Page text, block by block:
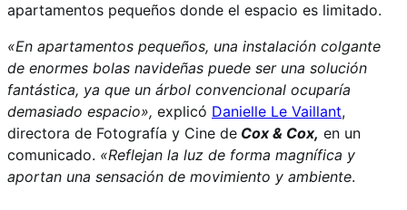
apartamentos pequeños donde el espacio es limitado.
«En apartamentos pequeños, una instalación colgante
de enormes bolas navideñas puede ser una solución
fantástica, ya que un árbol convencional ocuparía
demasiado espacio», explicó Danielle Le Vaillant,
directora de Fotografía y Cine de Cox & Cox, en un
comunicado. «Reflejan la luz de forma magnífica y
aportan una sensación de movimiento y ambiente.